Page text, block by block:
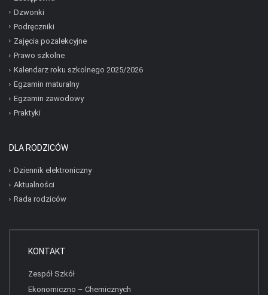
Dzwonki
Podręczniki
Zajęcia pozalekcyjne
Prawo szkolne
Kalendarz roku szkolnego 2025/2026
Egzamin maturalny
Egzamin zawodowy
Praktyki
DLA RODZICÓW
Dziennik elektroniczny
Aktualności
Rada rodziców
KONTAKT
Zespół Szkół
Ekonomiczno – Chemicznych